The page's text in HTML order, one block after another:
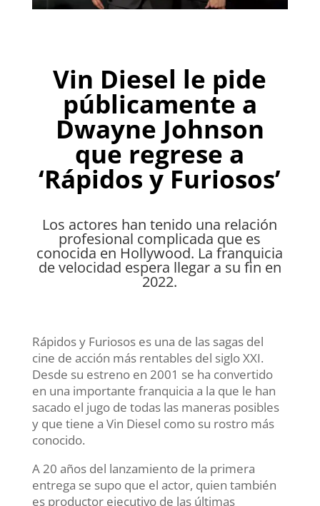
Vin Diesel le pide
públicamente a
Dwayne Johnson
que regrese a
‘Rápidos y Furiosos’
Los actores han tenido una relación
profesional complicada que es
conocida en Hollywood. La franquicia
de velocidad espera llegar a su fin en
2022.
Rápidos y Furiosos es una de las sagas del
cine de acción más rentables del siglo XXI.
Desde su estreno en 2001 se ha convertido
en una importante franquicia a la que le han
sacado el jugo de todas las maneras posibles
y que tiene a Vin Diesel como su rostro más
conocido.
A 20 años del lanzamiento de la primera
entrega se supo que el actor, quien también
es productor ejecutivo de las últimas